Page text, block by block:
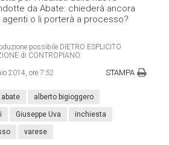
da Abate: chiederà ancora
agenti o li porterà a processo?
possibile DIETRO ESPLICITO
di CONTROPIANO
2014, ore 7:52 STAMPA
alberto bigioggero
Giuseppe Uva inchiesta
varese